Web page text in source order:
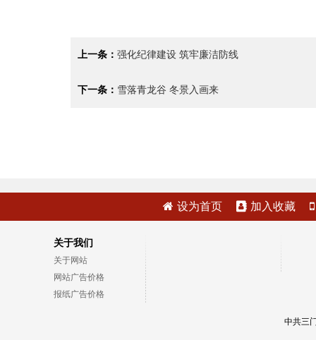
上一条： 强化纪律建设 筑牢廉洁防线
下一条： 雪落青龙谷 冬景入画来
设为首页 加入收藏
关于我们
关于网站
网站广告价格
报纸广告价格
中共三